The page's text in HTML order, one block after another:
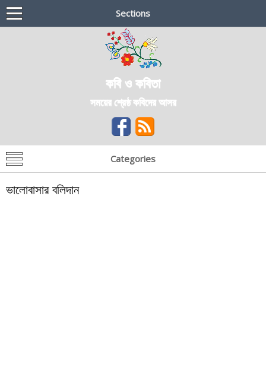
Sections
কবি ও কবিতা
সময়ের শ্রেষ্ঠ কবিদের আসর
Categories
ভালোবাসার বলিদান